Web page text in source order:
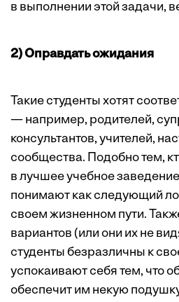
в выполнении этой задачи,
2) Оправдать ожидания
Такие студенты хотят
— например, родителей,
консультантов, учителей,
сообщества. Подобно тем,
в лучшее учебное
понимают как следующий
своем жизненном пути.
вариантов (или они их не
студенты безразличны к
успокаивают себя тем, что
обеспечит им некую